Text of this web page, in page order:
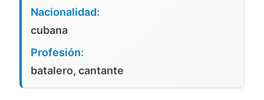
Nacionalidad:
cubana
Profesión:
batalero, cantante